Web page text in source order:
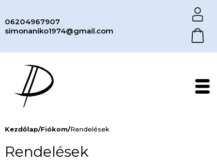
06204967907
simonaniko1974@gmail.com
Kezdőlap/Fiókom/Rendelések
Rendelések